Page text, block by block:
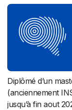
Diplômé d’un
(anciennement
jusqu’à fin aout